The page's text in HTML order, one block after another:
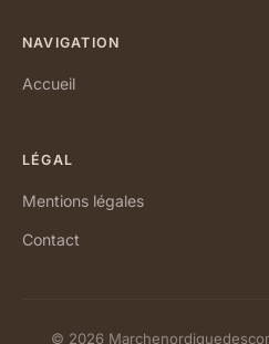
NAVIGATION
Accueil
LÉGAL
Mentions légales
Contact
© 2026